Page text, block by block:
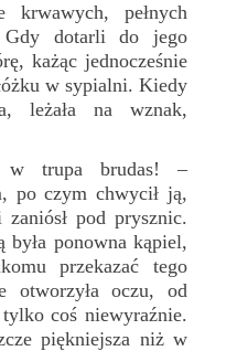
krwawych, pełnych
Gdy dotarli do jego
każąc jednocześnie
w sypialni. Kiedy
leżała na wznak,
w trupa brudas! –
po czym chwycił ją,
pod prysznic.
była ponowna kąpiel,
przekazać tego
otworzyła oczu, od
tylko coś niewyraźnie.
piękniejsza niż w